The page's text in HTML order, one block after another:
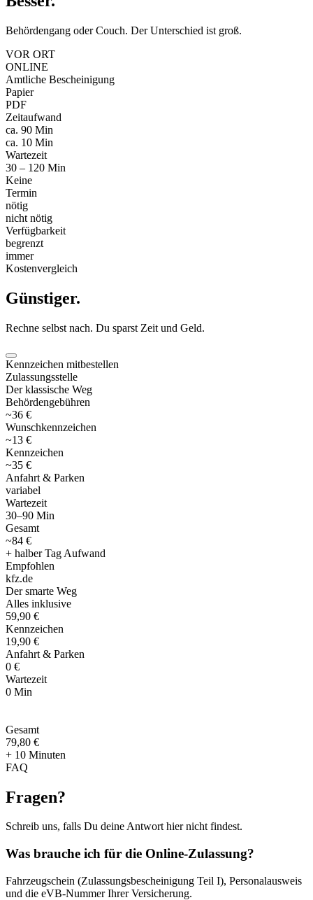
Behördengang oder Couch. Der Unterschied ist groß.
VOR ORT
ONLINE
Amtliche Bescheinigung
Papier
PDF
Zeitaufwand
ca. 90 Min
ca. 10 Min
Wartezeit
30 – 120 Min
Keine
Termin
nötig
nicht nötig
Verfügbarkeit
begrenzt
immer
Kostenvergleich
Günstiger.
Rechne selbst nach. Du sparst Zeit und Geld.
Kennzeichen mitbestellen
Zulassungsstelle
Der klassische Weg
Behördengebühren
~36 €
Wunschkennzeichen
~13 €
Kennzeichen
~35 €
Anfahrt & Parken
variabel
Wartezeit
30–90 Min
Gesamt
~84 €
+ halber Tag Aufwand
Empfohlen
kfz.de
Der smarte Weg
Alles inklusive
59,90 €
Kennzeichen
19,90 €
Anfahrt & Parken
0 €
Wartezeit
0 Min
Gesamt
79,80 €
+ 10 Minuten
FAQ
Fragen?
Schreib uns, falls Du deine Antwort hier nicht findest.
Was brauche ich für die Online-Zulassung?
Fahrzeugschein (Zulassungsbescheinigung Teil I), Personalausweis
und die eVB-Nummer Ihrer Versicherung.